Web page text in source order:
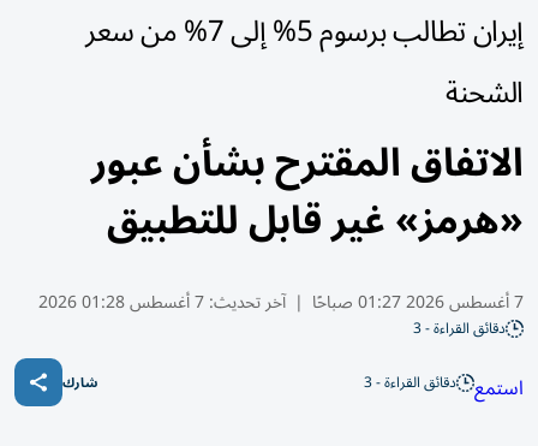
إيران تطالب برسوم 5% إلى 7% من سعر
الشحنة
الاتفاق المقترح بشأن عبور
«هرمز» غير قابل للتطبيق
7 أغسطس 2026 01:27 صباحًا | آخر تحديث:7 أغسطس 01:28 2026
دقائق القراءة - 3
استمع دقائق القراءة - 3 شارك